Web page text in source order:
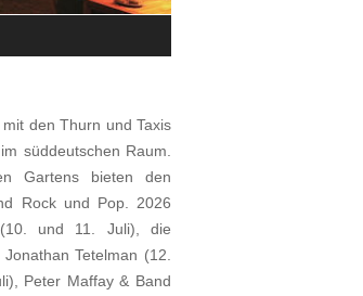
den Thurn und Taxis
süddeutschen Raum.
Gartens bieten den
Rock und Pop. 2026
und 11. Juli), die
Tetelman (12.
Peter Maffay & Band